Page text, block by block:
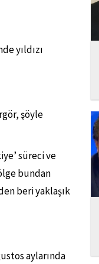
yıldızı
şöyle
süreci ve
bundan
beri yaklaşık
aylarında